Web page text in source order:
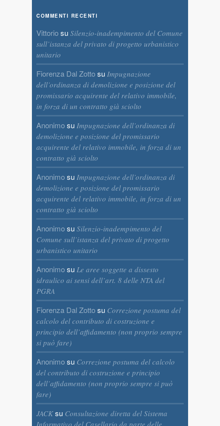
COMMENTI RECENTI
Vittoriosu Silenzio-inadempimento del Comune
sull’istanza del privato di progetto urbanistico
unitario
Fiorenza Dal Zottosu Impugnazione
dell’ordinanza di demolizione e posizione del
promissario acquirente del relativo immobile,
in forza di un contratto già sciolto
Anonimosu Impugnazione dell’ordinanza di
demolizione e posizione del promissario
acquirente del relativo immobile, in forza di un
contratto già sciolto
Anonimosu Impugnazione dell’ordinanza di
demolizione e posizione del promissario
acquirente del relativo immobile, in forza di un
contratto già sciolto
Anonimosu Silenzio-inadempimento del
Comune sull’istanza del privato di progetto
urbanistico unitario
Anonimosu Le aree soggette a dissesto
idraulico ai sensi dell’art. 8 delle NTA del
PGRA
Fiorenza Dal Zottosu Correzione postuma del
calcolo del contributo di costruzione e
principio dell’affidamento (non proprio sempre
si può fare)
Anonimosu Correzione postuma del calcolo
del contributo di costruzione e principio
dell’affidamento (non proprio sempre si può
fare)
JACKsu Consultazione diretta del Sistema
Informativo del Casellario da parte delle